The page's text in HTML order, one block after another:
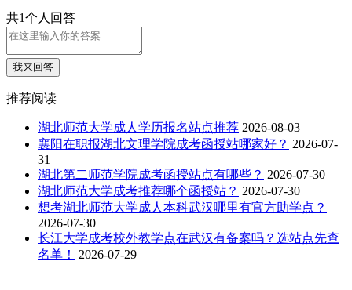
共1个人回答
我来回答
推荐阅读
湖北师范大学成人学历报名站点推荐 2026-08-03
襄阳在职报湖北文理学院成考函授站哪家好？ 2026-07-
31
湖北第二师范学院成考函授站点有哪些？ 2026-07-30
湖北师范大学成考推荐哪个函授站？ 2026-07-30
想考湖北师范大学成人本科武汉哪里有官方助学点？
2026-07-30
长江大学成考校外教学点在武汉有备案吗？选站点先查
名单！
2026-07-29